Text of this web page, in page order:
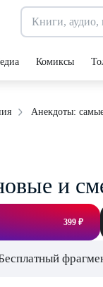
Комиксы
Анекдоты:
и
399 ₽